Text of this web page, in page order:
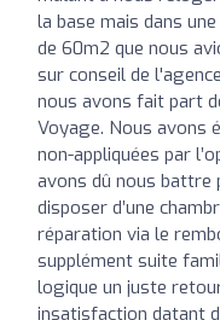
la base mais dans
de 60m2 que nous
sur conseil de
nous avons fait part
Voyage. Nous avons
non-appliquées par
avons dû nous
disposer d’une
réparation via le
supplément suite
logique un juste
insatisfaction datant